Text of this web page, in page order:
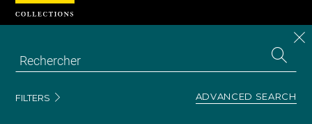
FILTERS ADVANCED SEARCH
Cookies management panel